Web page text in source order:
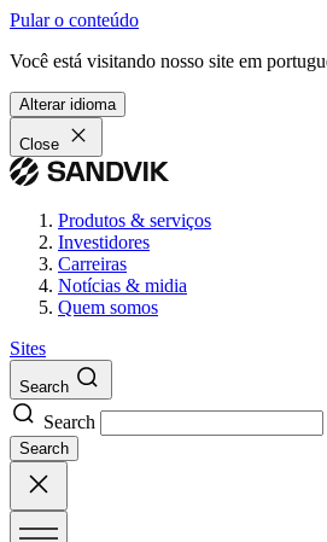
Pular o conteúdo
Você está visitando nosso site em
Alterar idioma
Close
Produtos & serviços
Investidores
Carreiras
Notícias & midia
Quem somos
Sites
Search
Search
Search